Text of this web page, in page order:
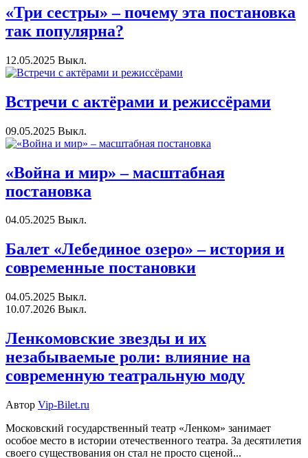
«Три сестры» – почему эта постановка
так популярна?
12.05.2025 Выкл.
Встречи с актёрами и режиссёрами
09.05.2025 Выкл.
«Война и мир» – масштабная
постановка
04.05.2025 Выкл.
Балет «Лебединое озеро» – история и
современные постановки
04.05.2025 Выкл.
10.07.2026 Выкл.
Ленкомовские звезды и их
незабываемые роли: влияние на
современную театральную моду
Автор Vip-Bilet.ru
Московский государственный театр «Ленком» занимает
особое место в истории отечественного театра. За десятилетия
своего существования он стал не просто сценой...